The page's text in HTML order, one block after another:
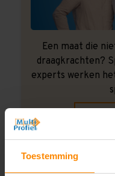
Toestemming
Een maat die
draagkrachten?
experts werken